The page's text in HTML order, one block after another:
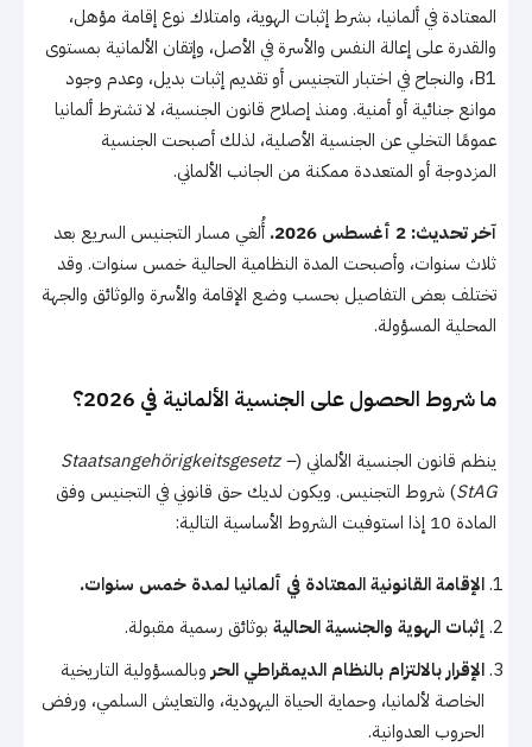
المعتادة في ألمانيا، بشرط إثبات الهوية، وامتلاك نوع إقامة مؤهل،
والقدرة على إعالة النفس والأسرة في الأصل، وإتقان الألمانية بمستوى
B1، والنجاح في اختبار التجنيس أو تقديم إثبات بديل، وعدم وجود
موانع جنائية أو أمنية. ومنذ إصلاح قانون الجنسية، لا تشترط ألمانيا
عمومًا التخلي عن الجنسية الأصلية، لذلك أصبحت الجنسية
المزدوجة أو المتعددة ممكنة من الجانب الألماني.
آخر تحديث: 2 أغسطس 2026.
أُلغي مسار التجنيس السريع بعد
ثلاث سنوات، وأصبحت المدة النظامية الحالية خمس سنوات. وقد
تختلف بعض التفاصيل بحسب وضع الإقامة والأسرة والوثائق والجهة
المحلية المسؤولة.
ما شروط الحصول على الجنسية الألمانية في 2026؟
ينظم قانون الجنسية الألماني (Staatsangehörigkeitsgesetz –
StAG) شروط التجنيس. ويكون لديك حق قانوني في التجنيس وفق
المادة 10 إذا استوفيت الشروط الأساسية التالية:
الإقامة القانونية المعتادة في ألمانيا لمدة خمس سنوات.
إثبات الهوية والجنسية الحالية بوثائق رسمية مقبولة.
الإقرار بالالتزام بالنظام الديمقراطي الحر وبالمسؤولية التاريخية
الخاصة لألمانيا، وحماية الحياة اليهودية، والتعايش السلمي، ورفض
الحروب العدوانية.